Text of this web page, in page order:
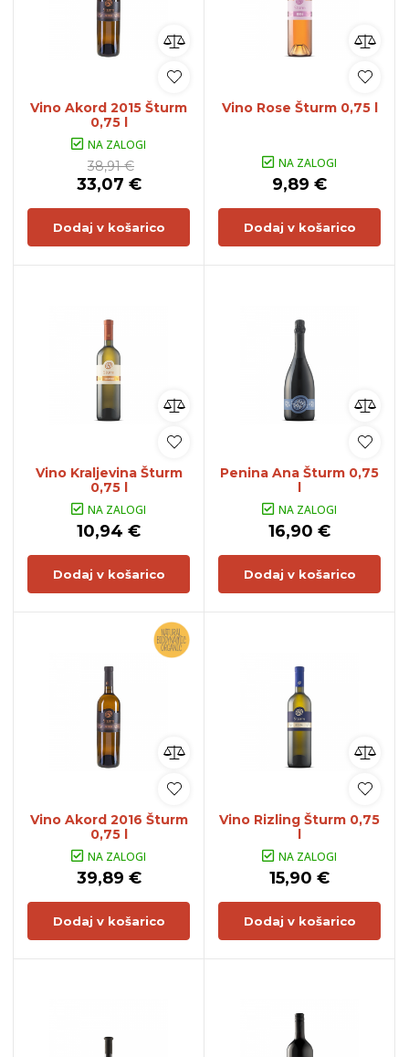
Vino Akord 2015 Šturm
0,75 l
NA ZALOGI
38,91 €
33,07 €
Dodaj v košarico
Vino Rose Šturm 0,75 l
NA ZALOGI
9,89 €
Dodaj v košarico
Vino Kraljevina Šturm
0,75 l
NA ZALOGI
10,94 €
Dodaj v košarico
Penina Ana Šturm 0,75
l
NA ZALOGI
16,90 €
Dodaj v košarico
Vino Akord 2016 Šturm
0,75 l
NA ZALOGI
39,89 €
Dodaj v košarico
Vino Rizling Šturm 0,75
l
NA ZALOGI
15,90 €
Dodaj v košarico